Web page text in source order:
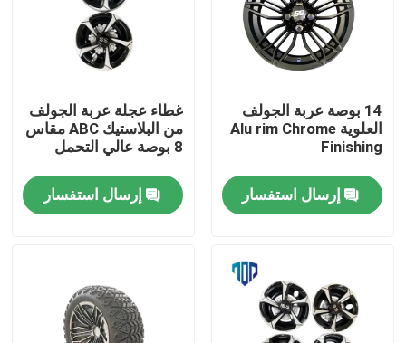
مسكن
معلومات عنا
14 بوصة عربة الجولف
العلوية Alu rim Chrome
Finishing
إرسال استفسار
غطاء عجلة عربة الجولف
من البلاستيك ABC مقاس
8 بوصة عالي التحمل
إرسال استفسار